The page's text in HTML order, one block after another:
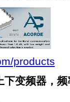
products
下变频器，